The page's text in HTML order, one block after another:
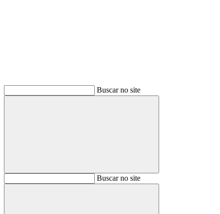
Buscar no site
BuscarBuscar no site